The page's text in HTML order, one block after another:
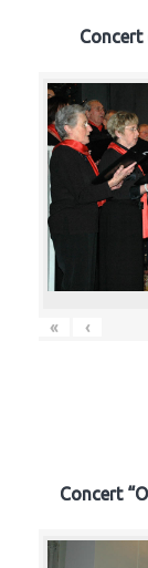
Concert
« ‹
Concert